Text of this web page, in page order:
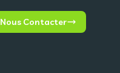
Nous Contacter